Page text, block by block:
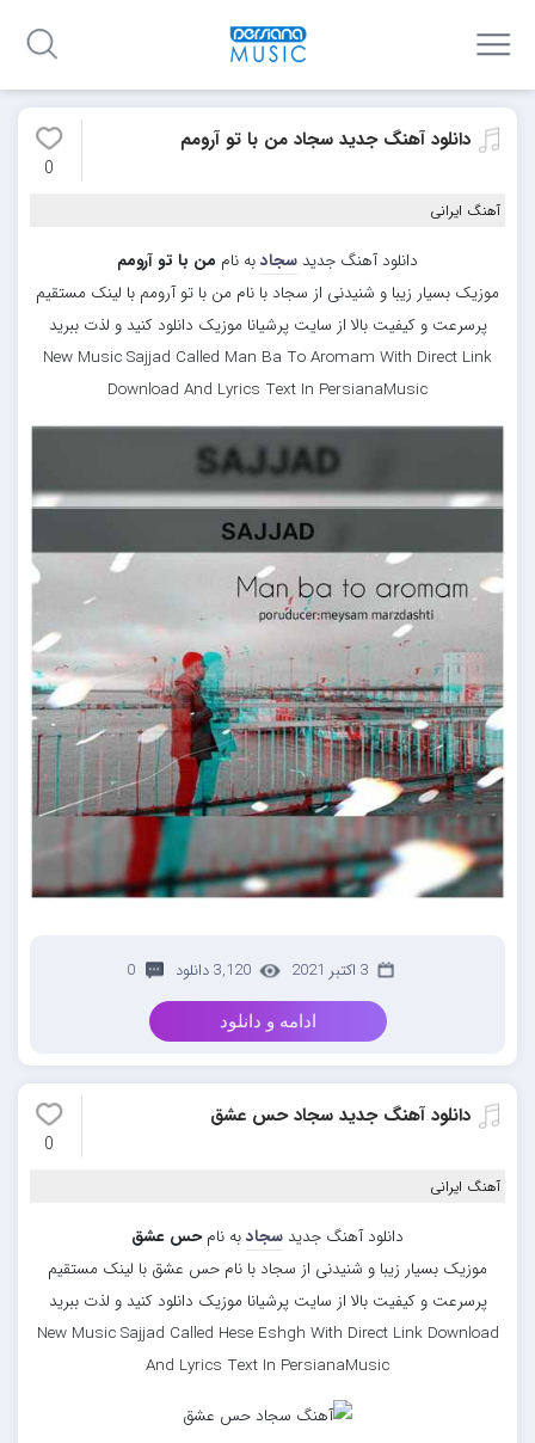
دانلود آهنگ جدید سجاد من با تو آرومم
0
آهنگ ایرانی
دانلود آهنگ جدید سجادبه نام من با تو آرومم
موزیک بسیار زیبا و شنیدنی از سجاد با نام من با تو آرومم با لینک مستقیم
پرسرعت و کیفیت بالا از سایت پرشیانا موزیک دانلود کنید و لذت ببرید
New Music Sajjad Called Man Ba To Aromam With Direct Link
Download And Lyrics Text In PersianaMusic
3 اکتبر 2021 3,120 دانلود 0
ادامه و دانلود
دانلود آهنگ جدید سجاد حس عشق
0
آهنگ ایرانی
دانلود آهنگ جدید سجادبه نامحس عشق
موزیک بسیار زیبا و شنیدنی از سجاد با نام حس عشق با لینک مستقیم
پرسرعت و کیفیت بالا از سایت پرشیانا موزیک دانلود کنید و لذت ببرید
New Music Sajjad Called Hese Eshgh With Direct Link Download
And Lyrics Text In PersianaMusic